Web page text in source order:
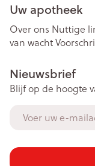
Uw apotheek
Over ons Nuttige
van wacht
Nieuwsbrief
Blijf op de hoogte